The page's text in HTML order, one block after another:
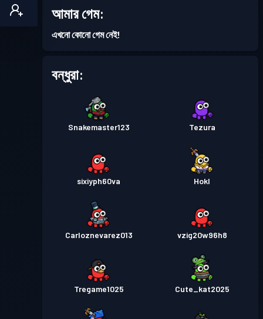
আমার গেম:
এখনো কোনো গেম নেই!
বন্ধুরা:
Snakemaster123 Tezura
sixiyph60va Hokl
Carloznevarez013 vzig20w96h8
Tregame1025 Cute_kat2025